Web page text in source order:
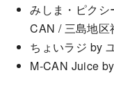
みしま・ピク
CAN / 三島地区
ちょいラジ by
M-CAN Juice